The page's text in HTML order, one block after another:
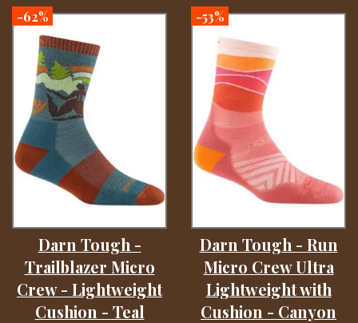
-62%
Darn Tough -
Trailblazer Micro
Crew - Lightweight
Cushion - Teal
-53%
Darn Tough - Run
Micro Crew Ultra
Lightweight with
Cushion - Canyon